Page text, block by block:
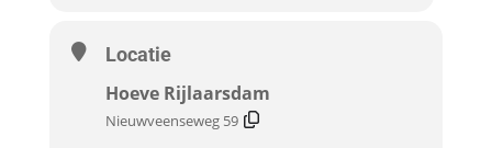
Locatie
Hoeve Rijlaarsdam
Nieuwveenseweg 59